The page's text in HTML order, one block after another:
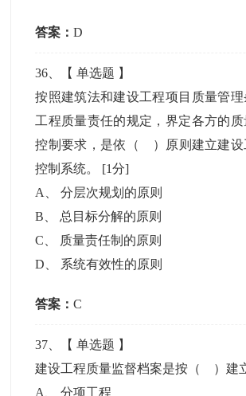
答案：D
36 、【单选题 】
按照建筑法和建设工程项目质量管
工程质量责任的规定，界定各方的
控制要求，是依（ ）原则建立建设
控制系统。 [1分]
A
、分层次规划的原则
B
总目标分解的原则
C
质量责任制的原则
D
系统有效性的原则
答案：C
37 、【单选题 】
建设工程质量监督档案是按（ ）建
A
、分项工程